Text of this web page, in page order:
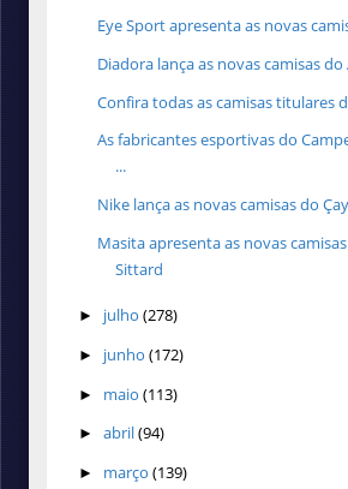
Eye Sport apresenta as novas
Diadora lança as novas camisas
Confira todas as camisas titulares
As fabricantes esportivas do
...
Nike lança as novas camisas do
Masita apresenta as novas
Sittard
► julho (278)
► junho (172)
► maio (113)
► abril(94)
► março (139)